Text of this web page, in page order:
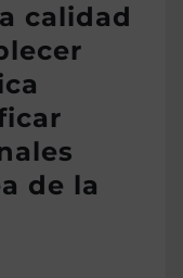
calidad
de la